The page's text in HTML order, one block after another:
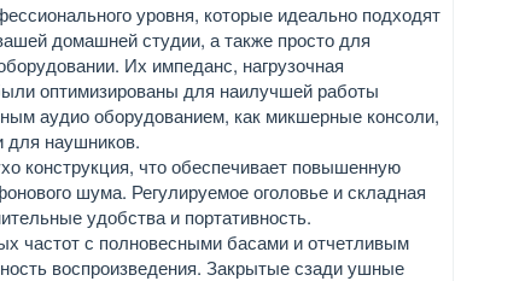
уровня, которые идеально подходят
домашней студии, а также просто для
Их импеданс, нагрузочная
оптимизированы для наилучшей работы
аудио оборудованием, как микшерные консоли,
для наушников.
конструкция, что обеспечивает повышенную
шума. Регулируемое оголовье и складная
удобства и портативность.
частот с полновесными басами и отчетливым
воспроизведения. Закрытые сзади ушные